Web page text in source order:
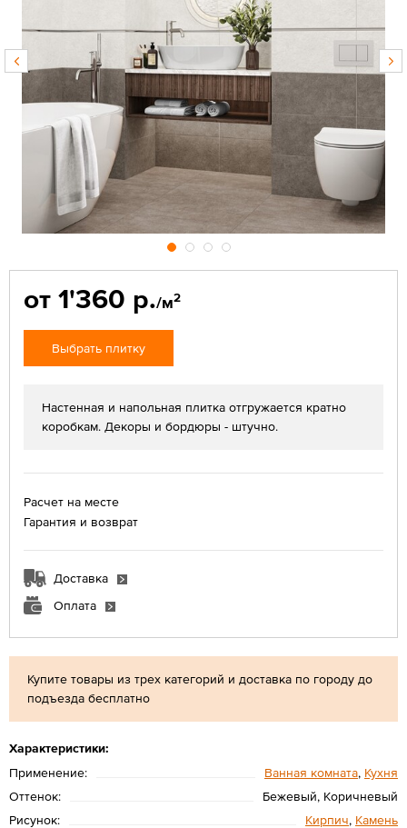
Купите товары из трех категорий и доставка по городу до
подъезда бесплатно
Характеристики:
Применение:
Ванная комната, Кухня
Оттенок:
Бежевый, Коричневый
Рисунок:
Кирпич, Камень
от 1'360 р./м2
Выбрать плитку
Настенная и напольная плитка отгружается кратно
коробкам. Декоры и бордюры - штучно.
Расчет на месте
Гарантия и возврат
Доставка
Оплата